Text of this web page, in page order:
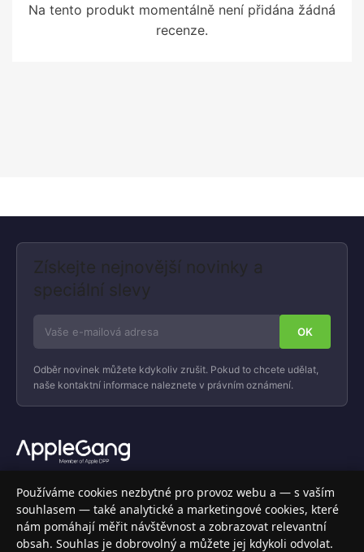
Na tento produkt momentálně není přidána žádná
recenze.
Získejte nejnovější novinky a
speciální slevy
Odběr novinek můžete kdykoliv zrušit. Pokud to chcete udělat,
naše kontaktní informace naleznete v právním oznámení.
Váš specializovaný obchod s Apple produkty, příslušenstvím a
elektronikou. Nakupujte bezpečně a s jistotou.
INFORMACE
Používáme cookies nezbytné pro provoz webu a — s vaším
souhlasem — také analytické a marketingové cookies, které
nám pomáhají měřit návštěvnost a zobrazovat relevantní
obsah. Souhlas je dobrovolný a můžete jej kdykoli odvolat.